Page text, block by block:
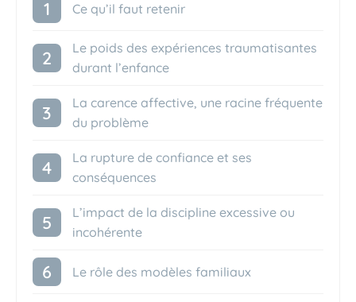
Ce qu’il faut retenir
Le poids des expériences traumatisantes
durant l’enfance
La carence affective, une racine fréquente
du problème
La rupture de confiance et ses
conséquences
L’impact de la discipline excessive ou
incohérente
Le rôle des modèles familiaux